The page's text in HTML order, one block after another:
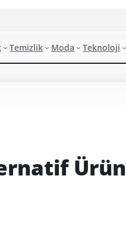
Temizlik Moda Teknoloji
Ürün